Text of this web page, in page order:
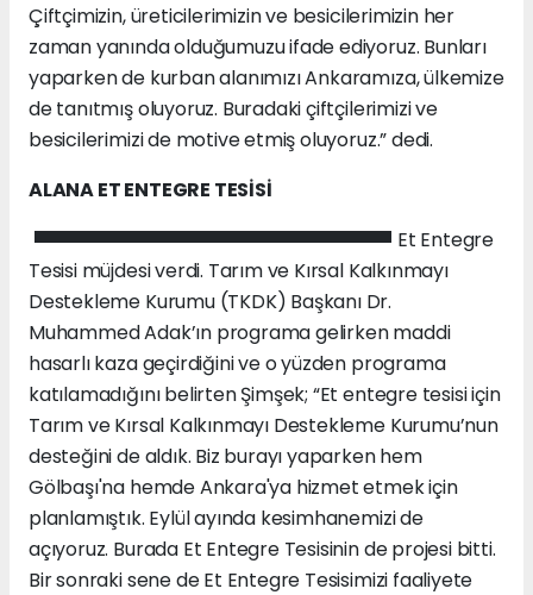
Çiftçimizin, üreticilerimizin ve besicilerimizin her
zaman yanında olduğumuzu ifade ediyoruz. Bunları
yaparken de kurban alanımızı Ankaramıza, ülkemize
de tanıtmış oluyoruz. Buradaki çiftçilerimizi ve
besicilerimizi de motive etmiş oluyoruz.” dedi.
ALANA ET ENTEGRE TESİSİ
Et Entegre
Tesisi müjdesi verdi. Tarım ve Kırsal Kalkınmayı
Destekleme Kurumu (TKDK) Başkanı Dr.
Muhammed Adak’ın programa gelirken maddi
hasarlı kaza geçirdiğini ve o yüzden programa
katılamadığını belirten Şimşek; “Et entegre tesisi için
Tarım ve Kırsal Kalkınmayı Destekleme Kurumu’nun
desteğini de aldık. Biz burayı yaparken hem
Gölbaşı'na hemde Ankara'ya hizmet etmek için
planlamıştık. Eylül ayında kesimhanemizi de
açıyoruz. Burada Et Entegre Tesisinin de projesi bitti.
Bir sonraki sene de Et Entegre Tesisimizi faaliyete